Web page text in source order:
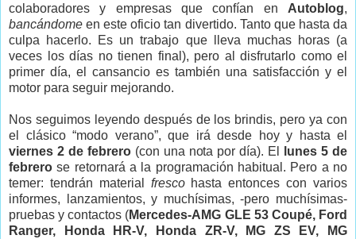
colaboradores y empresas que confían en Autoblog,
bancándome en este oficio tan divertido. Tanto que hasta da
culpa hacerlo. Es un trabajo que lleva muchas horas (a
veces los días no tienen final), pero al disfrutarlo como el
primer día, el cansancio es también una satisfacción y el
motor para seguir mejorando.
Nos seguimos leyendo después de los brindis, pero ya con
el clásico “modo verano”, que irá desde hoy y hasta el
viernes 2 de febrero(con una nota por día). El
lunes 5 de
febrero se retornará a la programación habitual. Pero a no
temer: tendrán material frescohasta entonces con varios
informes, lanzamientos, y muchísimas, -pero muchísimas-
pruebas y contactos (Mercedes-AMG GLE 53 Coupé, Ford
Ranger, Honda HR-V, Honda ZR-V, MG ZS EV, MG